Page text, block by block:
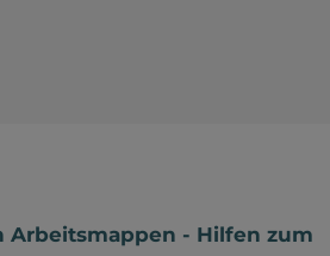
Arbeitsmappen - Hilfen zum